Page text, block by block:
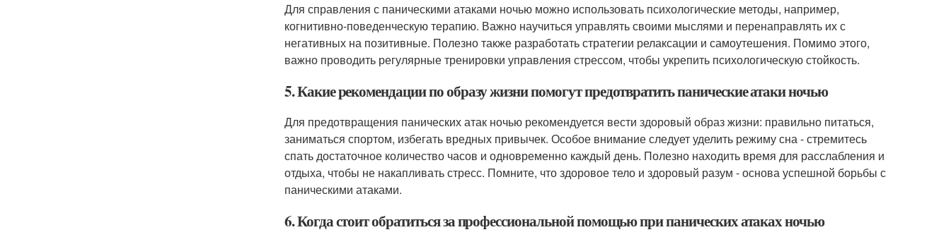
Для справления с паническими атаками ночью можно использовать психологические методы, например,
когнитивно-поведенческую терапию. Важно научиться управлять своими мыслями и перенаправлять их с
негативных на позитивные. Полезно также разработать стратегии релаксации и самоутешения. Помимо этого,
важно проводить регулярные тренировки управления стрессом, чтобы укрепить психологическую стойкость.
5. Какие рекомендации по образу жизни помогут предотвратить панические атаки ночью
Для предотвращения панических атак ночью рекомендуется вести здоровый образ жизни: правильно питаться,
заниматься спортом, избегать вредных привычек. Особое внимание следует уделить режиму сна - стремитесь
спать достаточное количество часов и одновременно каждый день. Полезно находить время для расслабления и
отдыха, чтобы не накапливать стресс. Помните, что здоровое тело и здоровый разум - основа успешной борьбы с
паническими атаками.
6. Когда стоит обратиться за профессиональной помощью при панических атаках ночью